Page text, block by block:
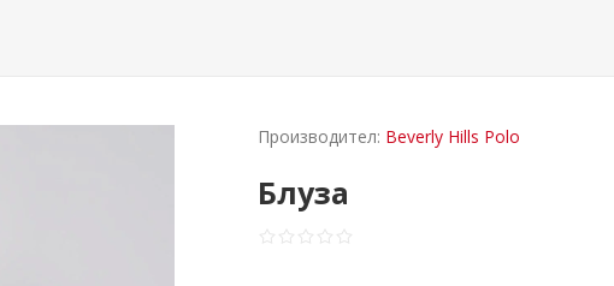
Производител: Beverly Hills Polo
Блуза